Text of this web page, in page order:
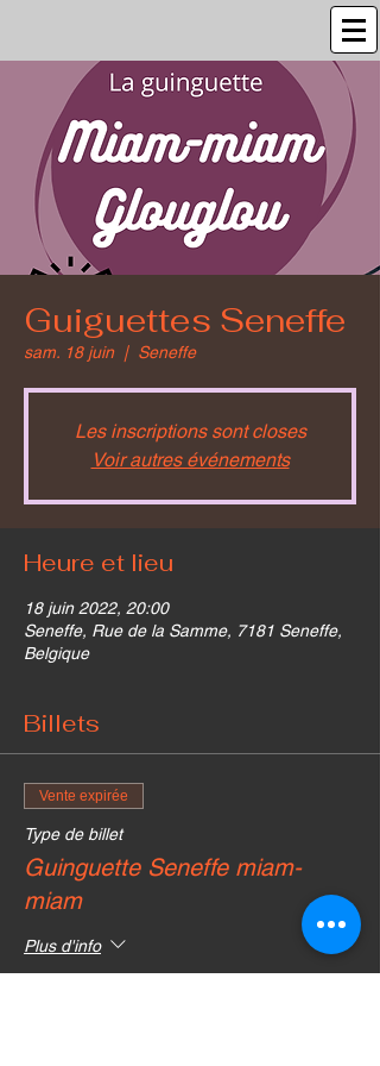
Guiguettes Seneffe
sam. 18 juin
  |
Seneffe
Les inscriptions sont closes
Voir autres événements
Heure et lieu
18 juin 2022, 20:00
Seneffe, Rue de la Samme, 7181 Seneffe,
Belgique
Billets
Vente expirée
Type de billet
Guinguette Seneffe miam-
miam
Plus d'info